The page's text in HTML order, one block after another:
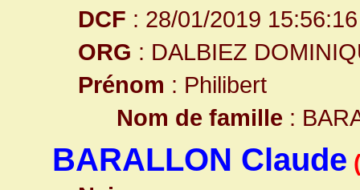
DCF : 28/01/2019 15:56:16
ORG : DALBIEZ
Prénom : Philibert
Nom de famille :
BARALLON Claude